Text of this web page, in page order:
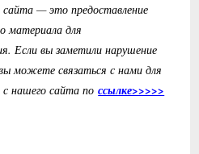
сайта — это предоставление
материала для
Если вы заметили нарушение
можете связаться с нами для
с нашего сайта поссылке>>>>>